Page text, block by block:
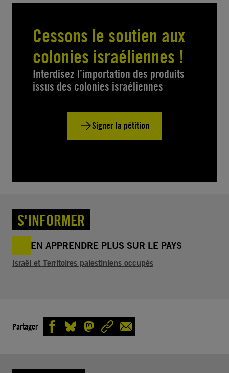
Cessons le soutien aux
colonies israéliennes !
Interdisez l’importation des produits
issus des colonies israéliennes
Signer la pétition
S'INFORMER
EN APPRENDRE PLUS SUR LE PAYS
Israël et Territoires palestiniens occupés
Partager